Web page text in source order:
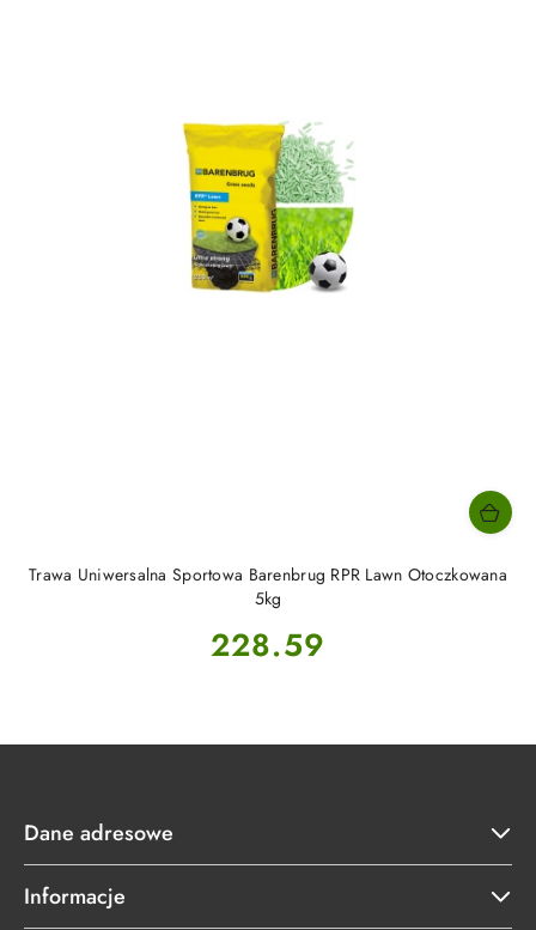
Trawa Uniwersalna Sportowa Barenbrug RPR Lawn Otoczkowana
5kg
Cena:
228.59
Dane adresowe
Informacje